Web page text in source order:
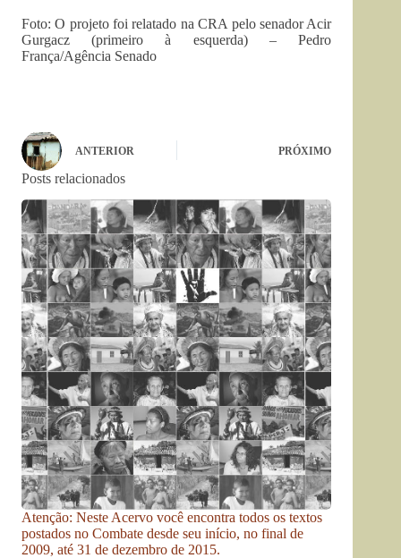
Foto: O projeto foi relatado na CRA pelo senador Acir
Gurgacz (primeiro à esquerda) – Pedro
França/Agência Senado
ANTERIOR PRÓXIMO
Posts relacionados
Atenção: Neste Acervo você encontra todos os textos
postados no Combate desde seu início, no final de
2009, até 31 de dezembro de 2015.